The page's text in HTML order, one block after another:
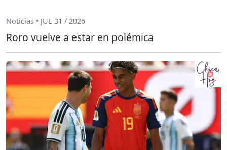
Noticias • JUL 31 / 2026
Roro vuelve a estar en polémica